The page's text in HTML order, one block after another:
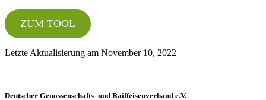
ZUM TOOL
Letzte Aktualisierung am November 10, 2022
Deutscher Genossenschafts- und Raiffeisenverband e.V.